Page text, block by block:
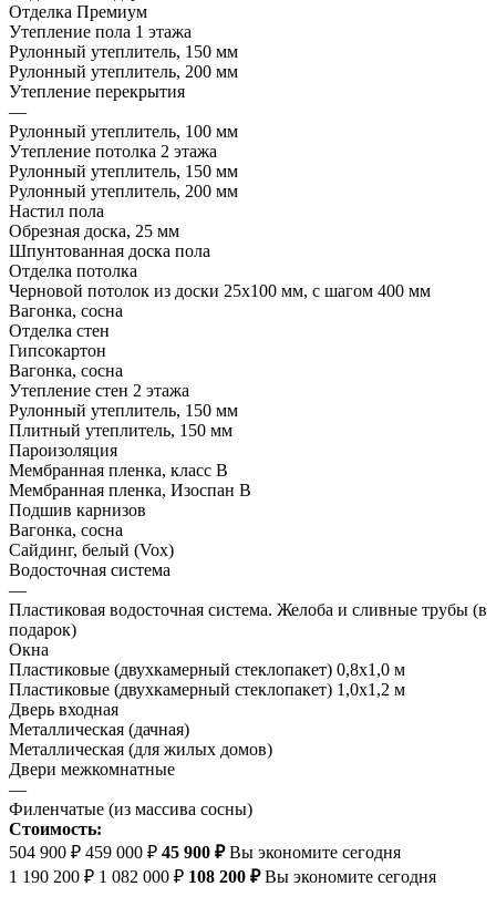
Отделка Премиум
Утепление пола 1 этажа
Рулонный утеплитель, 150 мм
Рулонный утеплитель, 200 мм
Утепление перекрытия
—
Рулонный утеплитель, 100 мм
Утепление потолка 2 этажа
Рулонный утеплитель, 150 мм
Рулонный утеплитель, 200 мм
Настил пола
Обрезная доска, 25 мм
Шпунтованная доска пола
Отделка потолка
Черновой потолок из доски 25х100 мм, с шагом 400 мм
Вагонка, сосна
Отделка стен
Гипсокартон
Вагонка, сосна
Утепление стен 2 этажа
Рулонный утеплитель, 150 мм
Плитный утеплитель, 150 мм
Пароизоляция
Мембранная пленка, класс В
Мембранная пленка, Изоспан В
Подшив карнизов
Вагонка, сосна
Сайдинг, белый (Vox)
Водосточная система
—
Пластиковая водосточная система. Желоба и сливные трубы (в
подарок)
Окна
Пластиковые (двухкамерный стеклопакет) 0,8х1,0 м
Пластиковые (двухкамерный стеклопакет) 1,0х1,2 м
Дверь входная
Металлическая (дачная)
Металлическая (для жилых домов)
Двери межкомнатные
—
Филенчатые (из массива сосны)
Стоимость:
504 900 ₽ 459 000 ₽ 45 900 ₽Вы экономите сегодня
1 190 200 ₽ 1 082 000 ₽ 108 200 ₽Вы экономите сегодня